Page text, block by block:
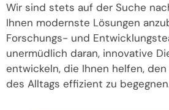
Wir sind stets auf der Suche
Ihnen modernste Lösungen
Forschungs- und
unermüdlich daran, innovative
entwickeln, die Ihnen helfen,
des Alltags effizient zu